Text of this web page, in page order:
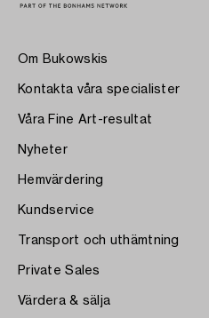
Om Bukowskis
Kontakta våra specialister
Våra Fine Art-resultat
Nyheter
Hemvärdering
Kundservice
Transport och uthämtning
Private Sales
Värdera & sälja